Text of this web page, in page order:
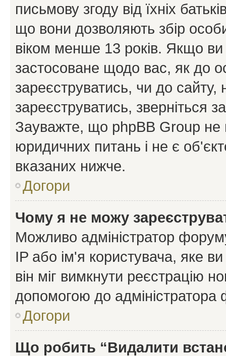
письмову згоду від їхніх
що вони дозволяють збір
віком менше 13 років. Якщо
застосоване щодо вас, як до
зареєструватись, чи до
зареєструватись, зверніться
Зауважте, що phpBB Group не
юридичних питань і не є
вказаних нижче.
Догори
Чому я не можу
Можливо адміністратор
IP або ім'я користувача, яке
він міг вимкнути реєстрацію
допомогою до адміністратора
Догори
Що робить “Видалити